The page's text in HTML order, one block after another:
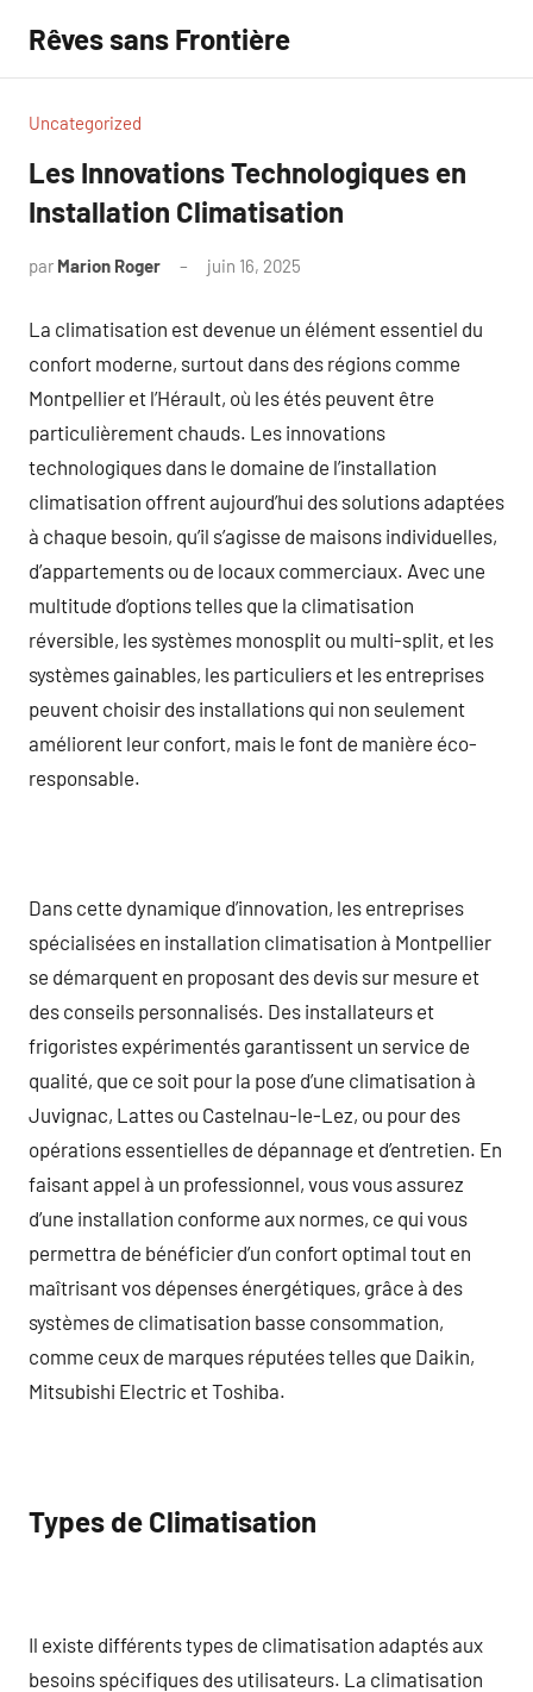
contenu
Rêves sans Frontière
Uncategorized
Les Innovations Technologiques en
Installation Climatisation
par Marion Roger juin 16, 2025
La climatisation est devenue un élément essentiel du
confort moderne, surtout dans des régions comme
Montpellier et l’Hérault, où les étés peuvent être
particulièrement chauds. Les innovations
technologiques dans le domaine de l’installation
climatisation offrent aujourd’hui des solutions adaptées
à chaque besoin, qu’il s’agisse de maisons individuelles,
d’appartements ou de locaux commerciaux. Avec une
multitude d’options telles que la climatisation
réversible, les systèmes monosplit ou multi-split, et les
systèmes gainables, les particuliers et les entreprises
peuvent choisir des installations qui non seulement
améliorent leur confort, mais le font de manière éco-
responsable.
Dans cette dynamique d’innovation, les entreprises
spécialisées en installation climatisation à Montpellier
se démarquent en proposant des devis sur mesure et
des conseils personnalisés. Des installateurs et
frigoristes expérimentés garantissent un service de
qualité, que ce soit pour la pose d’une climatisation à
Juvignac, Lattes ou Castelnau-le-Lez, ou pour des
opérations essentielles de dépannage et d’entretien. En
faisant appel à un professionnel, vous vous assurez
d’une installation conforme aux normes, ce qui vous
permettra de bénéficier d’un confort optimal tout en
maîtrisant vos dépenses énergétiques, grâce à des
systèmes de climatisation basse consommation,
comme ceux de marques réputées telles que Daikin,
Mitsubishi Electric et Toshiba.
Types de Climatisation
Il existe différents types de climatisation adaptés aux
besoins spécifiques des utilisateurs. La climatisation